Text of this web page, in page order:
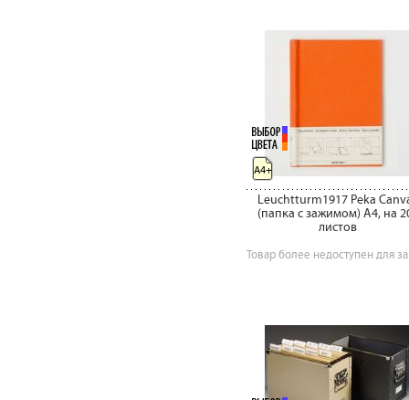
Leuchtturm1917 Peka
(папка c зажимом) А4, на
листов
Товар более недоступен для
A4+